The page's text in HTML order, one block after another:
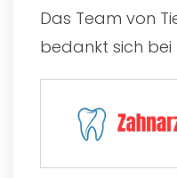
Das Team von
bedankt sich